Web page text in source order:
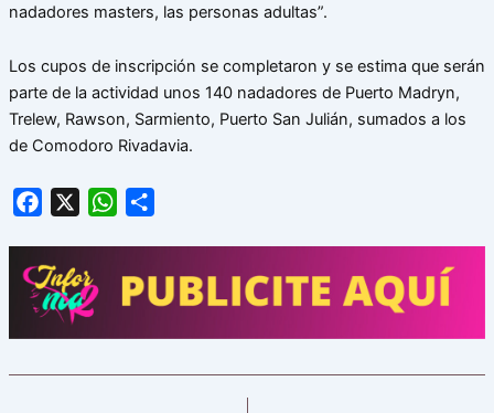
nadadores masters, las personas adultas”.
Los cupos de inscripción se completaron y se estima que serán
parte de la actividad unos 140 nadadores de Puerto Madryn,
Trelew, Rawson, Sarmiento, Puerto San Julián, sumados a los
de Comodoro Rivadavia.
Facebook WhatsApp